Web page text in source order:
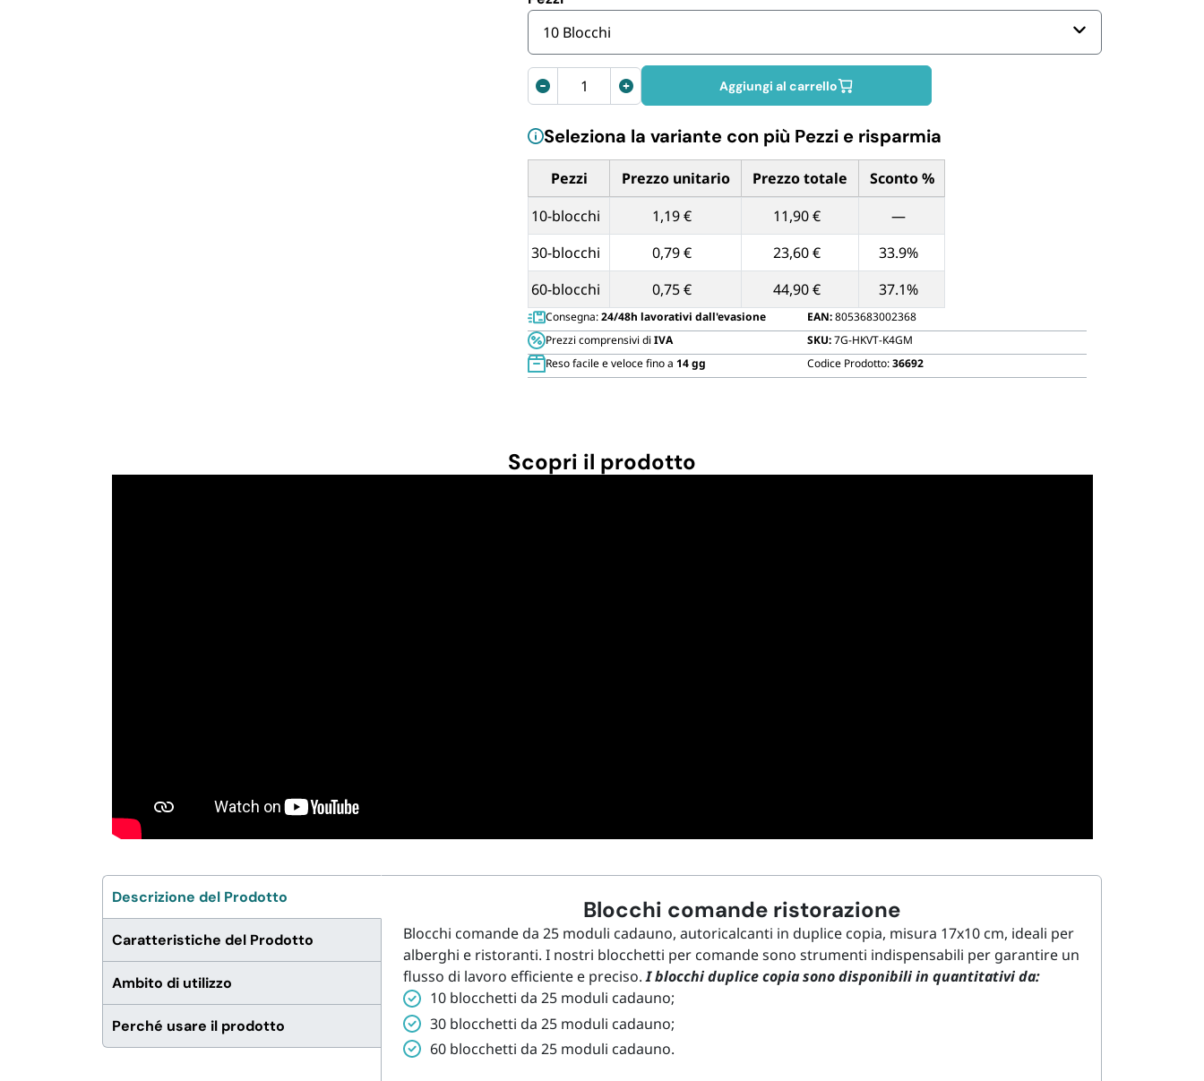
10 Blocchi
Blocchi
comande
duplice
copia
17x10
cm
quantità
Aggiungi al carrello
Seleziona la variante con più Pezzi e risparmia
Tabella dei prezzi unitari in base alla quantità di Pezzi
Pezzi Prezzo unitario Prezzo totale
Sconto %
10-blocchi
1,19 € 11,90 €
—
30-blocchi
0,79 € 23,60 €
33.9%
60-blocchi
0,75 € 44,90 € 37.1%
Consegna:24/48h lavorativi dall'evasione
Prezzi comprensivi di IVA
Reso facile e veloce fino a 14 gg
EAN:8053683002368
SKU:7G-HKVT-K4GM
Codice Prodotto:36692
Scopri il prodotto
Descrizione del Prodotto
Caratteristiche del Prodotto
Ambito di utilizzo
Perché usare il prodotto
Blocchi comande ristorazione
Blocchi comande da 25 moduli cadauno, autoricalcanti in duplice copia, misura 17x10 cm, ideali per
alberghi e ristoranti. I nostri blocchetti per comande sono strumenti indispensabili per garantire un
flusso di lavoro efficiente e preciso.I blocchi duplice copia sono disponibili in quantitativi da:
10 blocchetti da 25 moduli cadauno;
30 blocchetti da 25 moduli cadauno;
60 blocchetti da 25 moduli cadauno.